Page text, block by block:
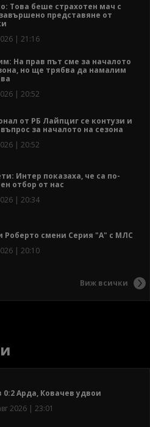
Това беше страхотен мач с
представяне от
| 21:16
На прав път сме за началото
но ще трябва да намалим
| 20:52
от РБ Лайпциг се контузи и
за началото на сезона
| 20:52
Интер показаха, че са по-
отбор от нас
| 20:34
Роберто смени Серия "А" с МЛС
| 20:10
Виж всички
0:2 Арда, Ковачев удвои
2026 | 23:01